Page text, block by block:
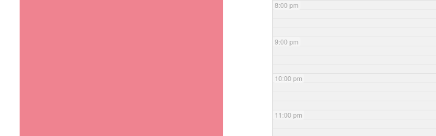
8:00 pm
9:00 pm
10:00 pm
11:00 pm